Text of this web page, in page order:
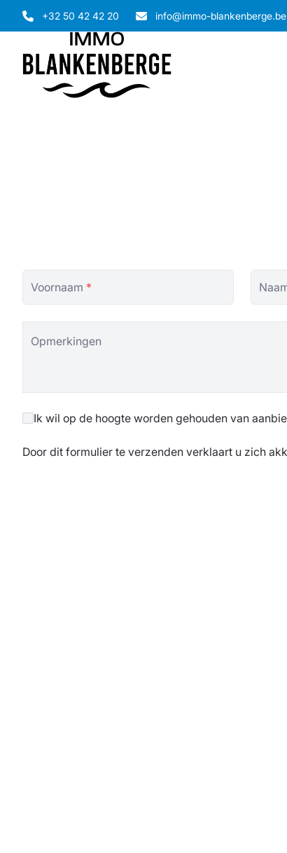
Ga naar hoofdinhoud
+32 50 42 42 20 info@immo-blankenberge.be
Voornaam *
Opmerkingen
Ik wil op de hoogte worden gehouden van
Door dit formulier te verzenden verklaart u zich